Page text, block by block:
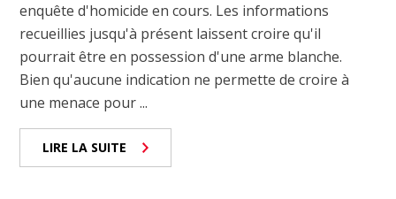
enquête d'homicide en cours. Les informations
recueillies jusqu'à présent laissent croire qu'il
pourrait être en possession d'une arme blanche.
Bien qu'aucune indication ne permette de croire à
une menace pour ...
LIRE LA SUITE